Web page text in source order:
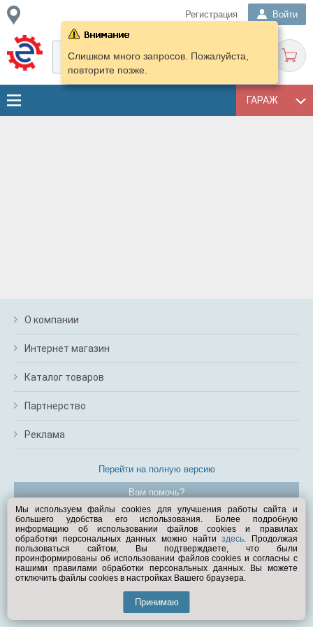
Регистрация Войти
ГАРАЖ
Слишком много запросов. Пожалуйста,
повторите позже.
О компании
Интернет магазин
Каталог товаров
Партнерство
Реклама
Перейти на полную версию
Вам помочь?
© Exist.ru 1998—2026
Мы используем файлы cookies для улучшения работы сайта и
большего удобства его использования. Более подробную
информацию об использовании файлов cookies и правилах
обработки персональных данных можно найтиздесь. Продолжая
пользоваться сайтом, Вы подтверждаете, что были
проинформированы об использовании файлов cookies и согласны с
нашими правилами обработки персональных данных. Вы можете
отключить файлы cookies в настройках Вашего браузера.
Принимаю